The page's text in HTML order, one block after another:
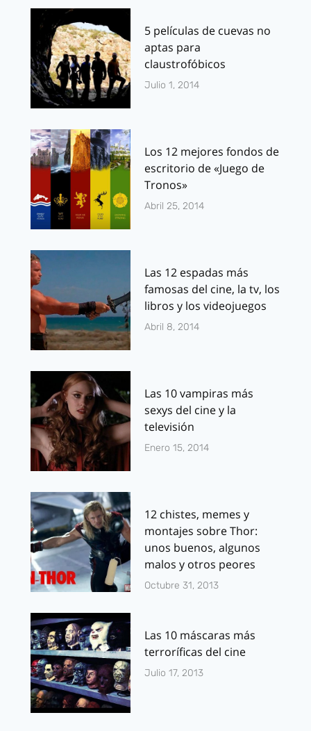
5 películas de cuevas no
aptas para
claustrofóbicos
Julio 1, 2014
Los 12 mejores fondos de
escritorio de «Juego de
Tronos»
Abril 25, 2014
Las 12 espadas más
famosas del cine, la tv, los
libros y los videojuegos
Abril 8, 2014
Las 10 vampiras más
sexys del cine y la
televisión
Enero 15, 2014
12 chistes, memes y
montajes sobre Thor:
unos buenos, algunos
malos y otros peores
Octubre 31, 2013
Las 10 máscaras más
terroríficas del cine
Julio 17, 2013